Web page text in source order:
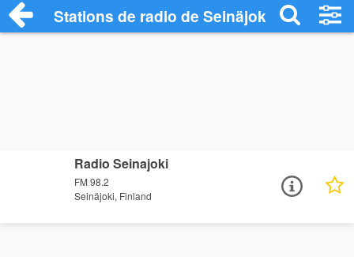
Stations de radio de Seinäjoki
Radio Seinajoki
FM 98.2
Seinäjoki, Finland